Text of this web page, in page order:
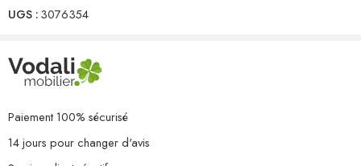
Il n'y a pas encore de critiques.
UGS :3076354
Paiement 100% sécurisé
14 jours pour changer d'avis